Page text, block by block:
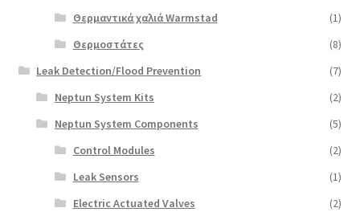
Θερμαντικά χαλιά Warmstad
(1)
Θερμοστάτες
(8)
Leak Detection/Flood Prevention
(7)
Neptun System Kits
(2)
Neptun System Components
(5)
Control Modules
(2)
Leak Sensors
(1)
Electric Actuated Valves
(2)